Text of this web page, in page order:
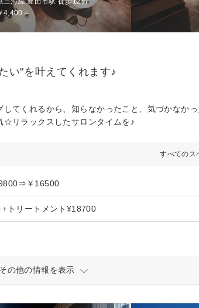
4,400～
い"を叶えてくれます♪
てくれるから、知らなかったこと、気づかなか
リラックスしたサロンタイムを♪
すべてのス
￥16500
+トリートメント¥18700
その他の情報を表示